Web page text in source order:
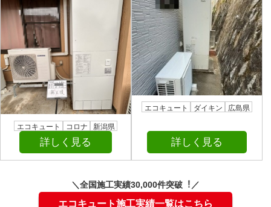
エコキュート コロナ 新潟県
詳しく見る
エコキュート ダイキン 広島県
詳しく見る
＼全国施⼯実績30,000件突破︕／
エコキュート施工実績一覧はこちら